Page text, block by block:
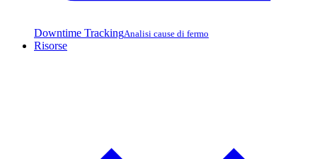
Downtime TrackingAnalisi cause di fermo
Risorse